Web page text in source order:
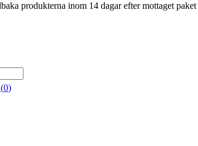
produkterna inom 14 dagar efter mottaget paket
(0)